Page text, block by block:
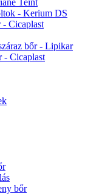
Teint
- Kerium DS
- Cicaplast
bőr - Lipikar
- Cicaplast
bőr